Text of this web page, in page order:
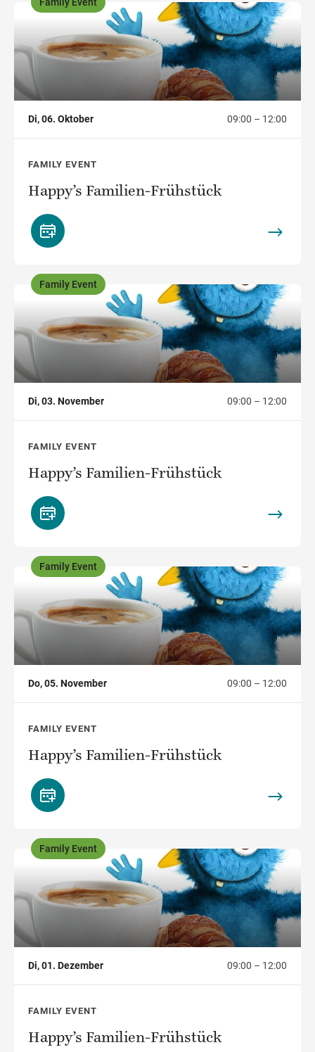
Family Event
Di, 06. Oktober 09:00 – 12:00
FAMILY EVENT
Happy’s Familien-Frühstück
Family Event
Di, 03. November 09:00 – 12:00
FAMILY EVENT
Happy’s Familien-Frühstück
Family Event
Do, 05. November 09:00 – 12:00
FAMILY EVENT
Happy’s Familien-Frühstück
Family Event
Di, 01. Dezember 09:00 – 12:00
FAMILY EVENT
Happy’s Familien-Frühstück